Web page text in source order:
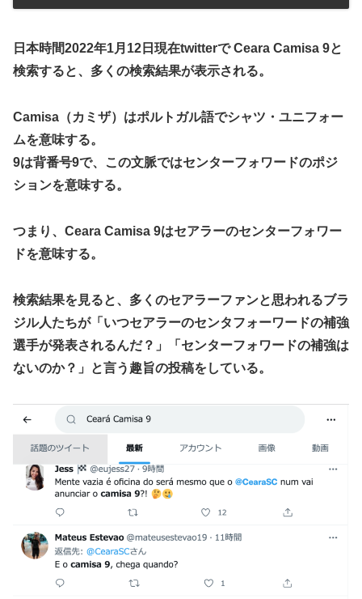
日本時間2022年1月12日現在twitterで Ceara Camisa 9と
検索すると、多くの検索結果が表示される。
Camisa（カミザ）はポルトガル語でシャツ・ユニフォー
ムを意味する。
9は背番号9で、この文脈ではセンターフォワードのポジ
ションを意味する。
つまり、Ceara Camisa 9はセアラーのセンターフォワー
ドを意味する。
検索結果を見ると、多くのセアラーファンと思われるブラ
ジル人たちが「いつセアラーのセンタフォーワードの補強
選手が発表されるんだ？」「センターフォワードの補強は
ないのか？」と言う趣旨の投稿をしている。